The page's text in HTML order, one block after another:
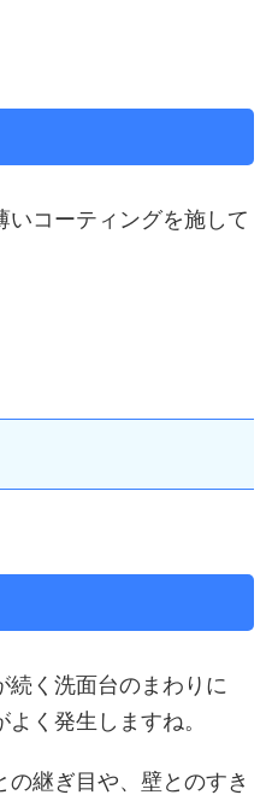
コーティングを施して
続く洗面台のまわりに
く発生しますね。
継ぎ目や、壁とのすき